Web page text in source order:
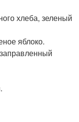
хлеба, зеленый
яблоко.